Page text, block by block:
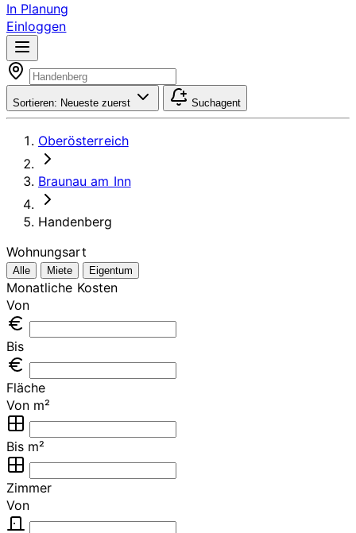
In Planung
Einloggen
Sortieren: Neueste zuerst Suchagent
Oberösterreich
Braunau am Inn
Handenberg
Wohnungsart
Alle Miete Eigentum
Monatliche Kosten
Von
Bis
Fläche
Von m²
Bis m²
Zimmer
Von